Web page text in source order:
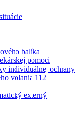
balíka
pomoci
individuálnej ochrany
volania 112
externý